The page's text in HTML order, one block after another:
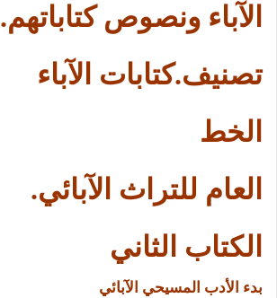
الآباء ونصوص كتاباتهم.
تصنيفكتابات الآباء.
الخط
العام للتراث الآبائي.
الكتاب الثاني
بدء الأدب المسيحي الآبائي